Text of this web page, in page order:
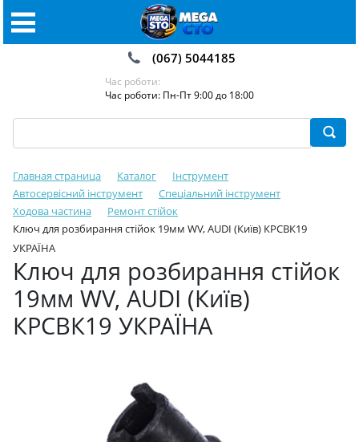
(067) 5044185
Час роботи:
Час роботи: Пн-Пт 9:00 до 18:00
Главная страница Каталог
Інструмент
Автосервісний інструмент
Спеціальний інструмент
Ходова частина
Ремонт стійок
Ключ для розбирання стійок 19мм WV, AUDI (Київ) КРСВК19
УКРАЇНА
Ключ для розбирання стійок
19мм WV, AUDI (Київ)
КРСВК19 УКРАЇНА